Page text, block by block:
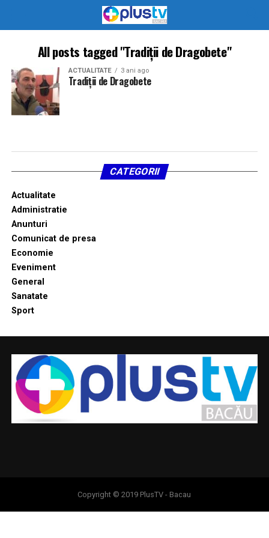
All posts tagged "Tradiții de Dragobete"
ACTUALITATE 3 ani ago
Tradiții de Dragobete
CATEGORII
Actualitate
Administratie
Anunturi
Comunicat de presa
Economie
Eveniment
General
Sanatate
Sport
Copyright © 2019 PlusTV - Bacau